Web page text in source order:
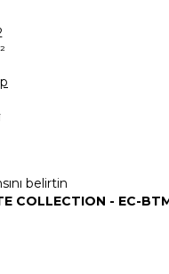
belirtin
COLLECTION - EC-